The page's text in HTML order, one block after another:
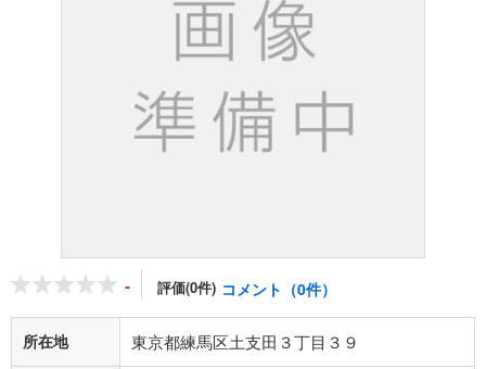
- 評価(0件) コメント（0件）
所在地 東京都練馬区土支田３丁目３９